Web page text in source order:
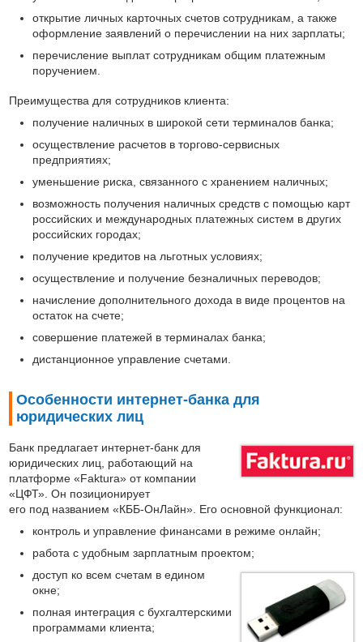
открытие личных карточных счетов сотрудникам, а также
оформление заявлений о перечислении на них зарплаты;
перечисление выплат сотрудникам общим платежным
поручением.
Преимущества для сотрудников клиента:
получение наличных в широкой сети терминалов банка;
осуществление расчетов в торгово-сервисных
предприятиях;
уменьшение риска, связанного с хранением наличных;
возможность получения наличных средств с помощью карт
российских и международных платежных систем в других
российских городах;
получение кредитов на льготных условиях;
осуществление и получение безналичных переводов;
начисление дополнительного дохода в виде процентов на
остаток на счете;
совершение платежей в терминалах банка;
дистанционное управление счетами.
Особенности интернет-банка для
юридических лиц
Банк предлагает интернет-банк для
юридических лиц, работающий на
платформе «Faktura» от компании
«ЦФТ». Он позиционирует
его под названием «КББ-ОнЛайн». Его основной функционал:
контроль и управление финансами в режиме онлайн;
работа с удобным зарплатным проектом;
доступ ко всем счетам в едином
окне;
полная интеграция с бухгалтерскими
программами клиента;